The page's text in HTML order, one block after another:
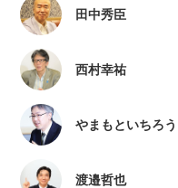
田中秀臣
西村幸祐
やまもといちろう
渡邉哲也